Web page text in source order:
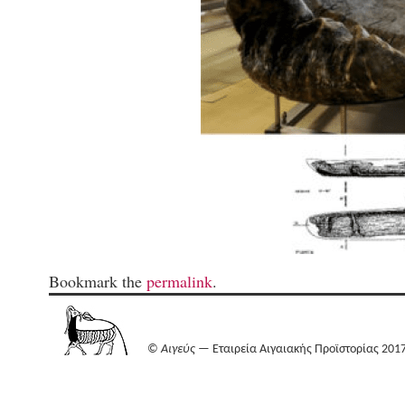
Bookmark the permalink.
©Αιγεύς— Εταιρεία Αιγαιακής Προϊστορίας